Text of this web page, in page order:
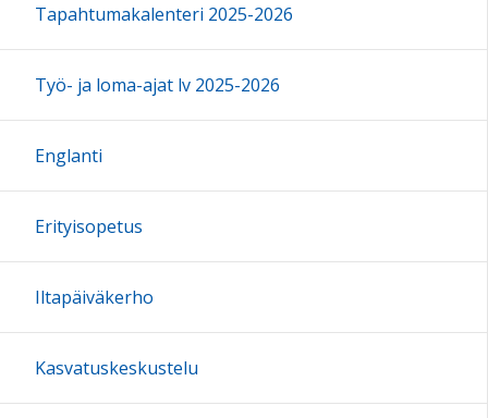
14:00
15:00
16:00
19:00
20:00
Tapahtumakalenteri 2025-2026
Työ- ja loma-ajat lv 2025-2026
Englanti
Erityisopetus
Iltapäiväkerho
Kasvatuskeskustelu